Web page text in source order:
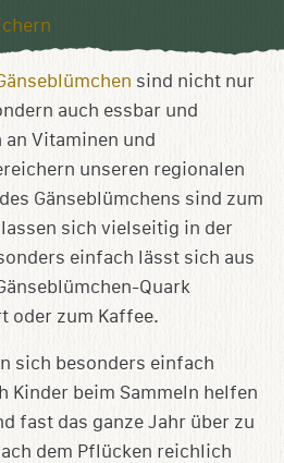
sind nicht nur
auch essbar und
an Vitaminen und
unseren regionalen
Gänseblümchens sind zum
sich vielseitig in der
einfach lässt sich aus
Quark
oder zum Kaffee.
sich besonders einfach
Kinder beim Sammeln helfen
fast das ganze Jahr über zu
dem Pflücken reichlich